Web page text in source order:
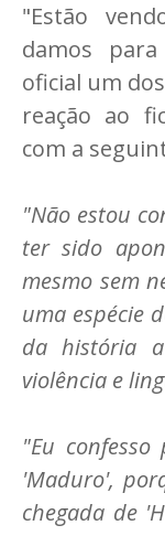
"Estão
damos
oficial um
reação ao
com a
"Não estou
ter sido
mesmo sem
uma espécie
da história
violência e
"Eu
'Maduro',
chegada de